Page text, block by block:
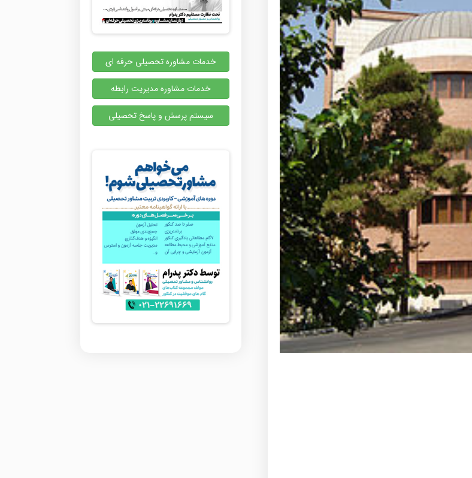
خدمات مشاوره تحصیلی حرفه ای
خدمات مشاوره مدیریت رابطه
سیستم پرسش و پاسخ تحصیلی